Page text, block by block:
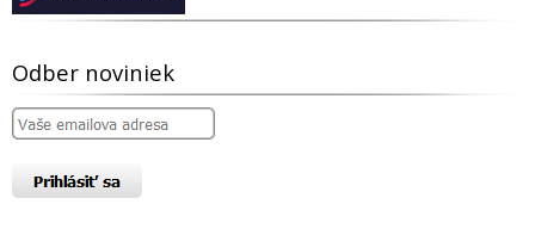
Odber noviniek